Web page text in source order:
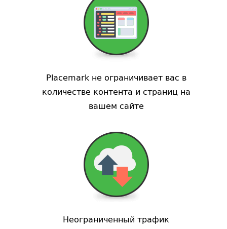
Placemark не ограничивает вас в
количестве контента и страниц на
вашем сайте
Неограниченный трафик